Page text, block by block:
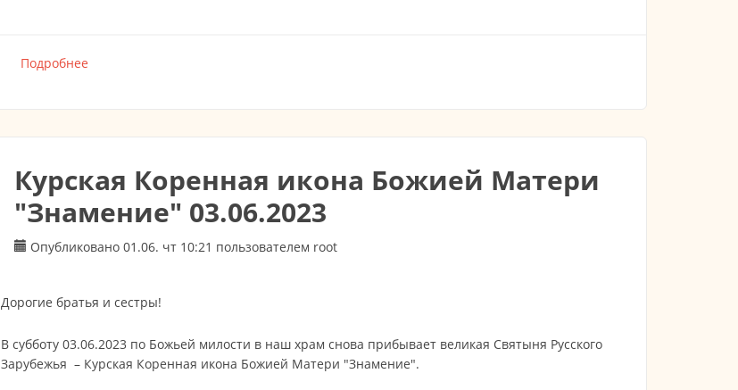
Подробнее
Курская Коренная икона Божией Матери
"Знамение" 03.06.2023
Опубликовано 01.06. чт 10:21 пользователем root
Дорогие братья и сестры!
В субботу 03.06.2023 по Божьей милости в наш храм снова прибывает великая Святыня Русского
Зарубежья – Курская Коренная икона Божией Матери "Знамение".